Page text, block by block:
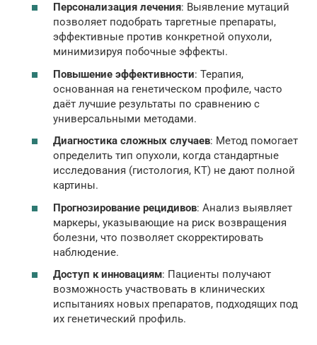
Персонализация лечения: Выявление мутаций
позволяет подобрать таргетные препараты,
эффективные против конкретной опухоли,
минимизируя побочные эффекты.
Повышение эффективности: Терапия,
основанная на генетическом профиле, часто
даёт лучшие результаты по сравнению с
универсальными методами.
Диагностика сложных случаев: Метод помогает
определить тип опухоли, когда стандартные
исследования (гистология, КТ) не дают полной
картины.
Прогнозирование рецидивов: Анализ выявляет
маркеры, указывающие на риск возвращения
болезни, что позволяет скорректировать
наблюдение.
Доступ к инновациям: Пациенты получают
возможность участвовать в клинических
испытаниях новых препаратов, подходящих под
их генетический профиль.